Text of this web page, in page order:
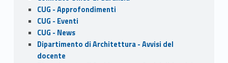
CUG - Approfondimenti
CUG - Eventi
CUG - News
Dipartimento di Architettura - Avvisi del
docente